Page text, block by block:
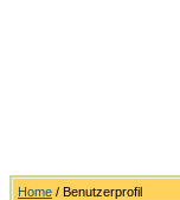
Home / Benutzerprofil